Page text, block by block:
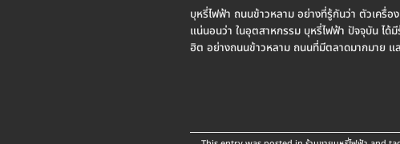
บุหรี่ไฟฟ้า ถนนข้าวหลาม อย่างที่รู้กันว่า ตัวเครื่
แน่นอนว่า ในอุตสาหกรรม บุหรี่ไฟฟ้า ปัจจุบัน ได้
ฮิต อย่างถนนข้าวหลาม ถนนที่มีตลาดมากมาย แล